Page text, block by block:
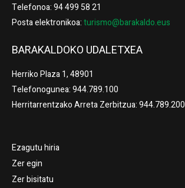
Telefonoa: 94 499 58 21
Posta elektronikoa:turismo@barakaldo.eus
BARAKALDOKO UDALETXEA
Herriko Plaza 1, 48901
Telefonogunea: 944.789.100
Herritarrentzako Arreta Zerbitzua: 944.789.200
Ezagutu hiria
Zer egin
Zer bisitatu